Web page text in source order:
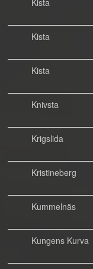
Kista
Kista
Kista
Knivsta
Krigslida
Kristineberg
Kummelnäs
Kungens Kurva